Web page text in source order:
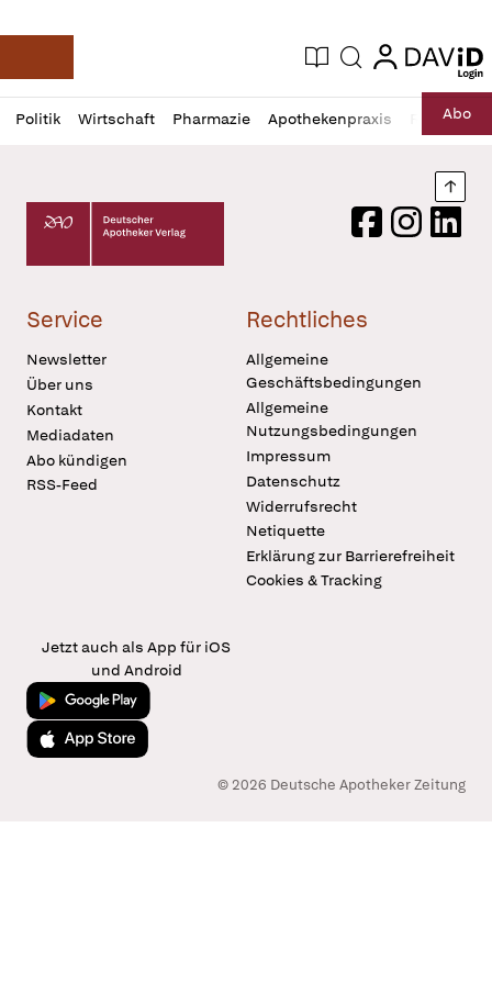
Deutsche Apotheker Zeitung
Aktuelle Ausgabe
Suche login
login
Politik Wirtschaft Pharmazie Apothekenpraxis RechtAbo
Profil
öffnen
Daz
Pur
Deutscher Apotheker Verlag Logo
FacebookInstagram
Service
Newsletter
Über uns
Kontakt
Mediadaten
Abo kündigen
RSS-Feed
Rechtliches
Allgemeine
Geschäftsbedingungen
Allgemeine
Nutzungsbedingungen
Impressum
Datenschutz
Widerrufsrecht
Netiquette
Erklärung zur Barrierefreiheit
Cookies & Tracking
Jetzt auch als App für iOS
und Android
Jetzt bei Google Play
Laden im App Store
© 2026 Deutsche Apotheker Zeitung